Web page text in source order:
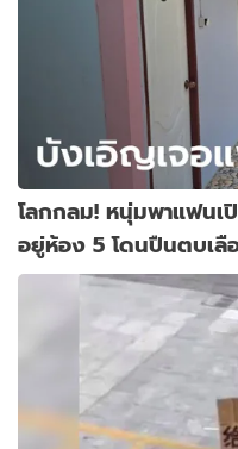
โลกกลม! หนุ่มพาแฟนเ
อยู่ห้อง 5 โดนปืนตบเลื